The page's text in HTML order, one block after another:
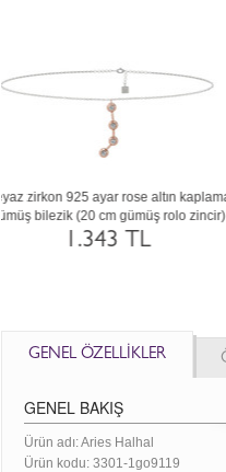
Garnet 8 ayar rose altın bilezik (20 cm
altın rolo zincir)
4.119 TL
GENEL ÖZELLİKLER
GENEL BAKIŞ
Ürün adı: Aries Halhal
Ürün kodu: 3301-1go9119